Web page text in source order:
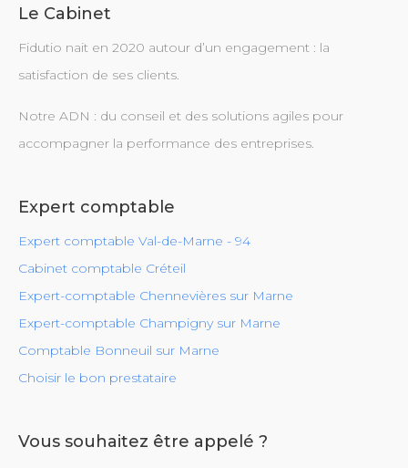
Le Cabinet
Fidutio nait en 2020 autour d’un engagement : la
satisfaction de ses clients.
Notre ADN : du conseil et des solutions agiles pour
accompagner la performance des entreprises.
Expert comptable
Expert comptable Val-de-Marne - 94
Cabinet comptable Créteil
Expert-comptable Chennevières sur Marne
Expert-comptable Champigny sur Marne
Comptable Bonneuil sur Marne
Choisir le bon prestataire
Vous souhaitez être appelé ?